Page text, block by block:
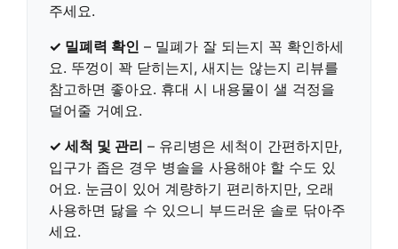
주세요.
✓ 밀폐력 확인 – 밀폐가 잘 되는지 꼭 확인하세
요. 뚜껑이 꽉 닫히는지, 새지는 않는지 리뷰를
참고하면 좋아요. 휴대 시 내용물이 샐 걱정을
덜어줄 거예요.
✓ 세척 및 관리 – 유리병은 세척이 간편하지만,
입구가 좁은 경우 병솔을 사용해야 할 수도 있
어요. 눈금이 있어 계량하기 편리하지만, 오래
사용하면 닳을 수 있으니 부드러운 솔로 닦아주
세요.